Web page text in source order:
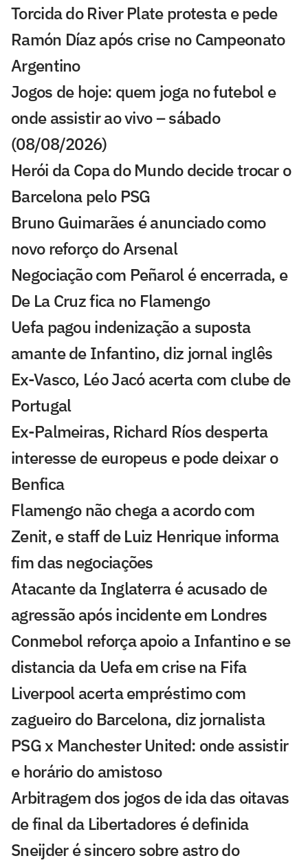
Torcida do River Plate protesta e pede
Ramón Díaz após crise no Campeonato
Argentino
Jogos de hoje: quem joga no futebol e
onde assistir ao vivo – sábado
(08/08/2026)
Herói da Copa do Mundo decide trocar o
Barcelona pelo PSG
Bruno Guimarães é anunciado como
novo reforço do Arsenal
Negociação com Peñarol é encerrada, e
De La Cruz fica no Flamengo
Uefa pagou indenização a suposta
amante de Infantino, diz jornal inglês
Ex-Vasco, Léo Jacó acerta com clube de
Portugal
Ex-Palmeiras, Richard Ríos desperta
interesse de europeus e pode deixar o
Benfica
Flamengo não chega a acordo com
Zenit, e staff de Luiz Henrique informa
fim das negociações
Atacante da Inglaterra é acusado de
agressão após incidente em Londres
Conmebol reforça apoio a Infantino e se
distancia da Uefa em crise na Fifa
Liverpool acerta empréstimo com
zagueiro do Barcelona, diz jornalista
PSG x Manchester United: onde assistir
e horário do amistoso
Arbitragem dos jogos de ida das oitavas
de final da Libertadores é definida
Sneijder é sincero sobre astro do